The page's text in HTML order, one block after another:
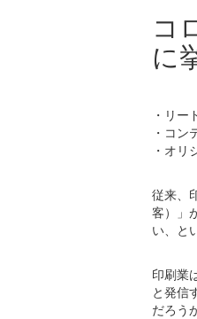
コ
に
・リー
・コン
・オリ
従来、
客）」
い、と
印刷業
と発信
だろう